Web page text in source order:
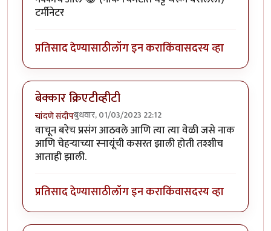
टर्मीनेटर
प्रतिसाद देण्यासाठीलॉग इन कराकिंवासदस्य व्हा
बेक्कार क्रिएटीव्हीटी
चांदणे संदीपबुधवार, 01/03/2023 22:12
वाचून बरेच प्रसंग आठवले आणि त्या त्या वेळी जसे नाक
आणि चेहऱ्याच्या स्नायूंची कसरत झाली होती तश्शीच
आताही झाली.
प्रतिसाद देण्यासाठीलॉग इन कराकिंवासदस्य व्हा